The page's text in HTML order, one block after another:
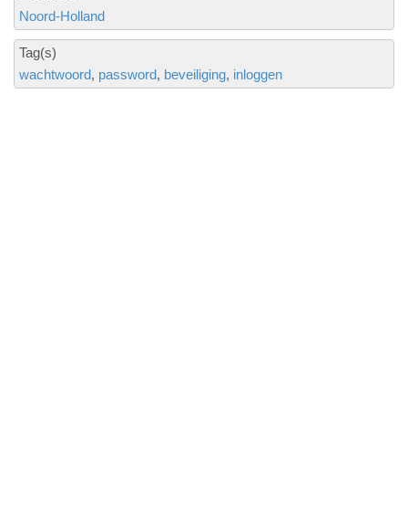
Noord-Holland
Tag(s)
wachtwoord password beveiliging inloggen